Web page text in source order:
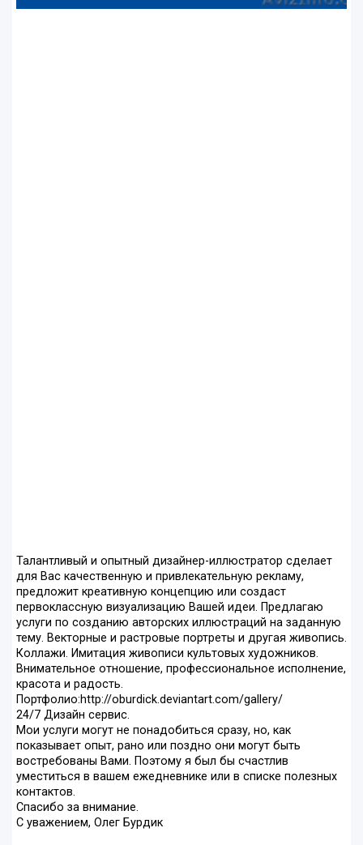
Талантливый и опытный дизайнер-иллюстратор сделает
для Вас качественную и привлекательную рекламу,
предложит креативную концепцию или создаст
первоклассную визуализацию Вашей идеи. Предлагаю
услуги по созданию авторских иллюстраций на заданную
тему. Векторные и растровые портреты и другая живопись.
Коллажи. Имитация живописи культовых художников.
Внимательное отношение, профессиональное исполнение,
красота и радость.
Портфолио:http://oburdick.deviantart.com/gallery/
24/7 Дизайн сервис.
Мои услуги могут не понадобиться сразу, но, как
показывает опыт, рано или поздно они могут быть
востребованы Вами. Поэтому я был бы счастлив
уместиться в вашем ежедневнике или в списке полезных
контактов.
Спасибо за внимание.
С уважением, Олег Бурдик